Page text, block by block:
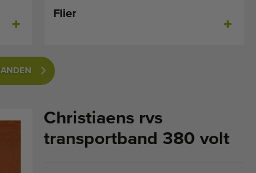
Flier
Christiaens rvs
transportband 380 volt